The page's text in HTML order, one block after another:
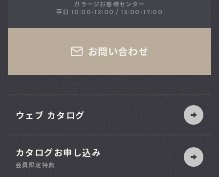
ガラージお客様センター
平日 10:00-12:00 / 13:00-17:00
お問い合わせ
ウェブ カタログ
カタログお申し込み
会員限定特典